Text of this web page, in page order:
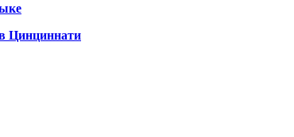
Цинциннати